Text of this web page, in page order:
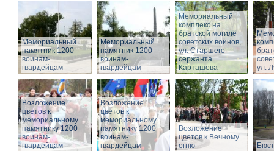
Мемориальный
памятник 1200
воинам-
гвардейцам
Мемориальный
памятник 1200
воинам-
гвардейцам
Мемориальный
комплекс на
братской могиле
советских воинов,
ул. Старшего
сержанта
Карташова
ул.
Возложение
цветов к
мемориальному
памятнику 1200
воинам-
гвардейцам
Возложение
цветов к
мемориальному
памятнику 1200
воинам-
гвардейцам
Возложение
цветов к Вечному
огню